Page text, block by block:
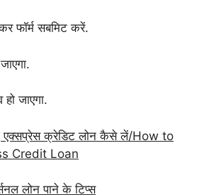
फॉर्म सबमिट करें.
जाएगा.
एक्सप्रेस क्रेडिट लोन कैसे लें/How to
Credit Loan
लोन पाने के टिप्स